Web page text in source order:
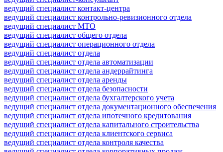
ведущий специалист контакт-центра
ведущий специалист контрольно-ревизионного отдела
ведущий специалист МТО
ведущий специалист общего отдела
ведущий специалист операционного отдела
ведущий специалист отдела
ведущий специалист отдела автоматизации
ведущий специалист отдела андеррайтинга
ведущий специалист отдела аренды
ведущий специалист отдела безопасности
ведущий специалист отдела бухгалтерского учета
ведущий специалист отдела документационного обеспечения
ведущий специалист отдела ипотечного кредитования
ведущий специалист отдела капитального строительства
ведущий специалист отдела клиентского сервиса
ведущий специалист отдела контроля качества